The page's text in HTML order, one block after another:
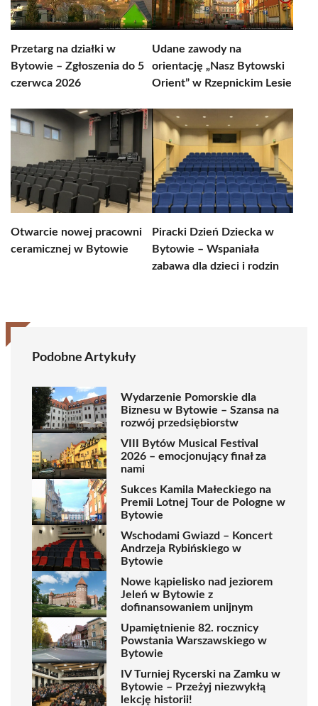
Przetarg na działki w
Bytowie – Zgłoszenia do 5
czerwca 2026
Udane zawody na
orientację „Nasz Bytowski
Orient” w Rzepnickim Lesie
Otwarcie nowej pracowni
ceramicznej w Bytowie
Piracki Dzień Dziecka w
Bytowie – Wspaniała
zabawa dla dzieci i rodzin
Podobne Artykuły
Wydarzenie Pomorskie dla
Biznesu w Bytowie – Szansa na
rozwój przedsiębiorstw
VIII Bytów Musical Festival
2026 – emocjonujący finał za
nami
Sukces Kamila Małeckiego na
Premii Lotnej Tour de Pologne w
Bytowie
Wschodami Gwiazd – Koncert
Andrzeja Rybińskiego w
Bytowie
Nowe kąpielisko nad jeziorem
Jeleń w Bytowie z
dofinansowaniem unijnym
Upamiętnienie 82. rocznicy
Powstania Warszawskiego w
Bytowie
IV Turniej Rycerski na Zamku w
Bytowie – Przeżyj niezwykłą
lekcję historii!